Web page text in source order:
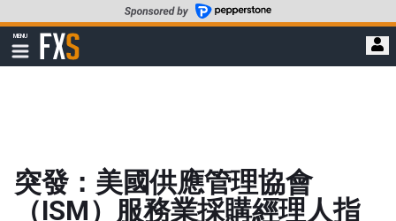
至
要
MENU
顯
示
FXStreet
突發：美國供應管理協會
（ISM）服務業採購經理人指